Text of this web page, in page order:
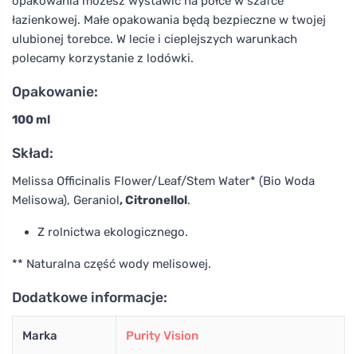
łazienkowej. Małe opakowania będą bezpieczne w twojej
ulubionej torebce. W lecie i cieplejszych warunkach
polecamy korzystanie z lodówki.
Opakowanie:
100 ml
Skład:
Melissa Officinalis Flower/Leaf/Stem Water* (Bio Woda
Melisowa), Geraniol, Citronellol.
Z rolnictwa ekologicznego.
** Naturalna część wody melisowej.
Dodatkowe informacje:
Marka Purity Vision